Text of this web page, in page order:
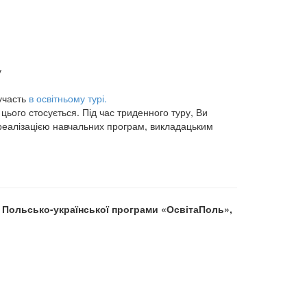
в освітньому турі.
стосується. Під час триденного туру, Ви
навчальних програм, викладацьким
української програми «ОсвітаПоль»,